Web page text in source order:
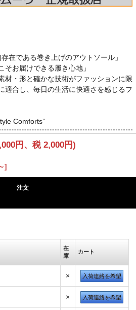
在である巻き上げのアウトソール」
そお届けできる履き心地」
材・形と確かな技術がファッションに限
適合し、毎日の生活に快適さを感じるフ
Comforts”
円、税 2,000円)
]
注文
在
庫
カート
× 入荷連絡を希望
× 入荷連絡を希望